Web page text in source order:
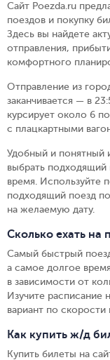
Сайт Poezda.ru
поездов и покупку
Здесь вы найдете
отправления,
комфортного
Отправление из
заканчивается — в
курсирует около 6
с плацкартными
Удобный и понятный
выбрать подходящий
время. Используйте
подходящий поезд
на желаемую дату.
Сколько ехать на
Самый быстрый
а самое долгое
в зависимости от
Изучите расписание
вариант по
Как купить ж/д
Купить билеты на